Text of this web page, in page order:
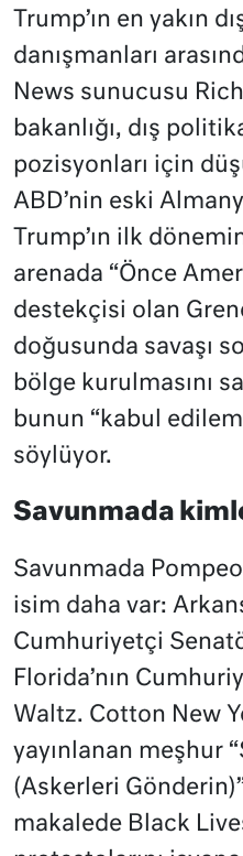
Trump’ın en yakın
danışmanları
News sunucusu
bakanlığı, dış
pozisyonları için
ABD’nin eski
Trump’ın ilk
arenada “Önce
destekçisi olan
doğusunda savaşı
bölge kurulmasını
bunun “kabul
söylüyor.
Savunmada
Savunmada Pompeo
isim daha var:
Cumhuriyetçi
Florida’nın
Waltz. Cotton New
yayınlanan meşhur
(Askerleri
makalede Black